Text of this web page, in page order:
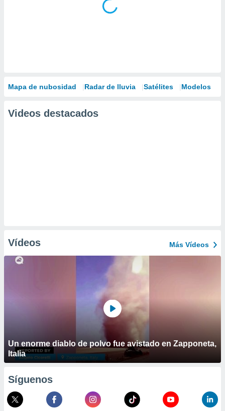
Mapa de nubosidad Radar de lluvia Satélites Modelos
Videos destacados
Vídeos Más Vídeos
Un enorme diablo de polvo fue avistado en Zapponeta,
Italia
Síguenos